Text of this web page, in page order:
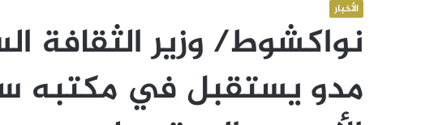
الأخبار
نواكشوط/ وزير الثقافة
مدو يستقبل في مكتبه